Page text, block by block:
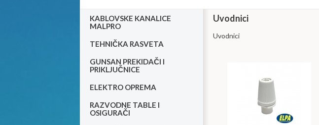
KABLOVSKE KANALICE
MALPRO
TEHNIČKA RASVETA
GUNSAN PREKIDAČI I
PRIKLJUČNICE
ELEKTRO OPREMA
RAZVODNE TABLE I
OSIGURAČI
Uvodnici
Uvodnici